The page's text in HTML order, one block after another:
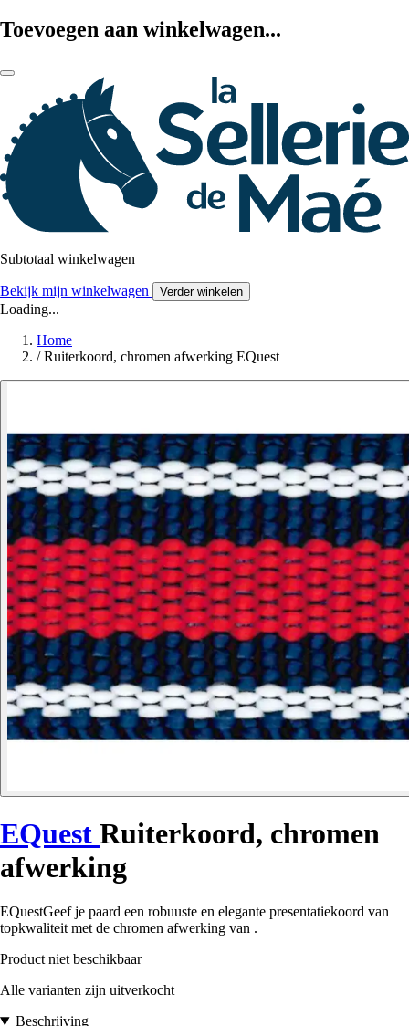
Toevoegen aan winkelwagen...
Subtotaal winkelwagen
Bekijk mijn winkelwagen Verder winkelen
Loading...
Home
/ Ruiterkoord, chromen afwerking EQuest
EQuest Ruiterkoord, chromen
afwerking
EQuestGeef je paard een robuuste en elegante presentatiekoord van
topkwaliteit met de chromen afwerking van .
Product niet beschikbaar
Alle varianten zijn uitverkocht
Beschrijving